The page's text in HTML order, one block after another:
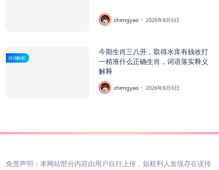
chengyao 2026年8月6日
诗词解析
今期生肖三八开，取得水库有钱收打
一精准什么正确生肖，词语落实释义
解释
chengyao 2026年8月6日
免责声明：本网站部分内容由用户自行上传，如权利人发现存在误传